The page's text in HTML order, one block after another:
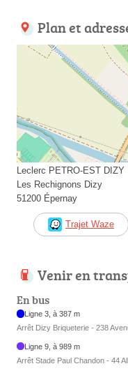
Plan et
Leclerc PETRO-EST DIZY
Les Rechignons Dizy
51200 Épernay
Trajet Waze
Venir en
En bus
Ligne 3, à 387 m
Arrêt Dizy Briqueterie - 238
Ligne 9, à 989 m
Arrêt Stade Paul Chandon - 44